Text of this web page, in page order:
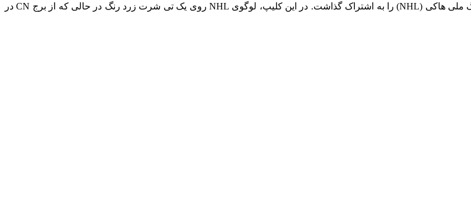
روز سه‌ شنبه همچنین جاستین ویدیوی تبلیغاتی از همکاری با برند مد درو هاوس با لیگ ملی هاکی (NHL) را به اشتراک گذاشت. در این کلیپ، لوگوی NHL روی یک تی شرت زرد رنگ در حالی که از برج CN در